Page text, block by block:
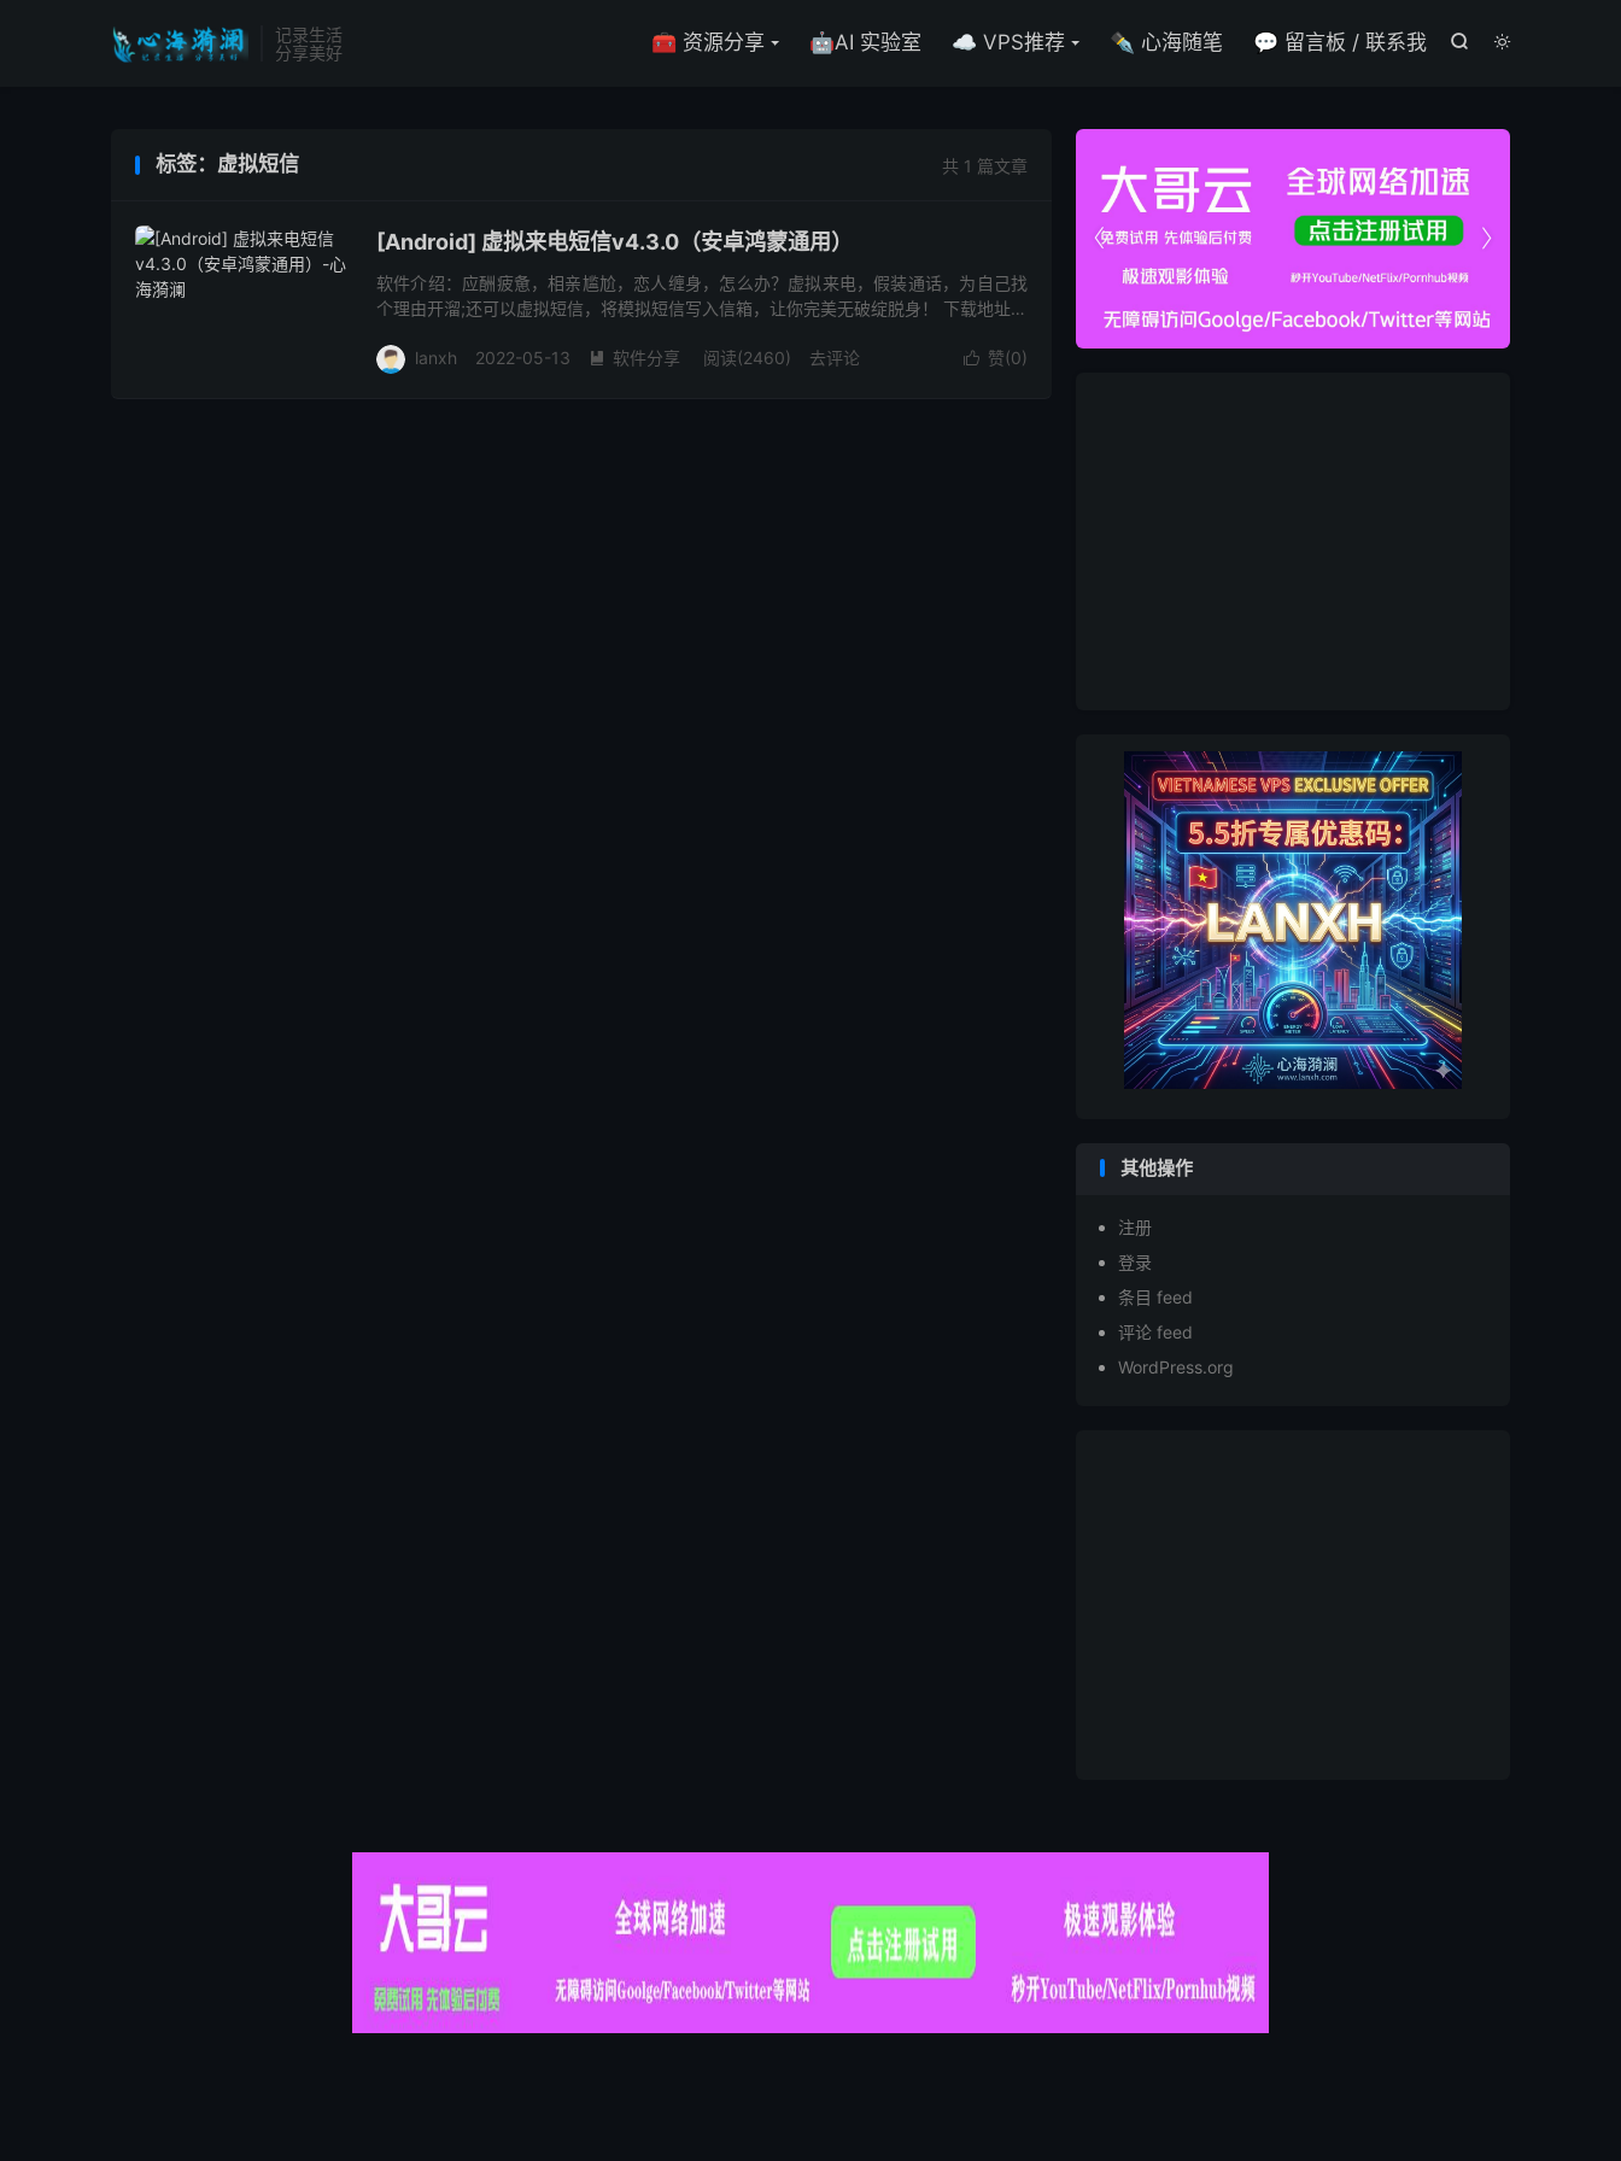
记录生活
分享美好


🧰 资源分享 🤖AI 实验室 ☁️ VPS推荐 ✒️ 心海随笔 💬 留言板 / 联系我
共 1 篇文章
标签：虚拟短信
[Android] 虚拟来电短信v4.3.0（安卓鸿蒙通用）
软件介绍：应酬疲惫，相亲尴尬，恋人缠身，怎么办？虚拟来电，假装通话，为自己找
个理由开溜;还可以虚拟短信，将模拟短信写入信箱，让你完美无破绽脱身！ 下载地址：
 赞(0)
lanxh 2022-05-13  软件分享 阅读(2460) 去评论


其他操作
注册
登录
条目 feed
评论 feed
WordPress.org